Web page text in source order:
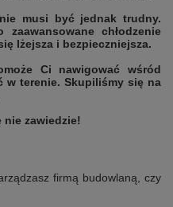
musi być jednak trudny.
chłodzenie
lżejsza i bezpieczniejsza.
Ci nawigować wśród
w terenie. Skupiliśmy się na
nie zawiedzie!
firmą budowlaną, czy